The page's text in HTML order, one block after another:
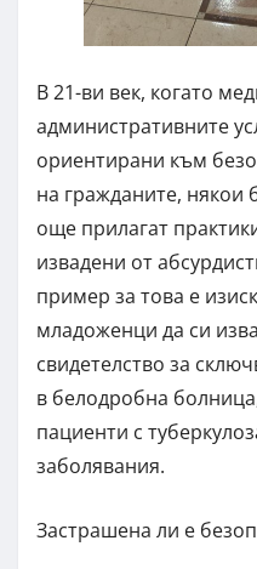
В 21-ви век, когато
административните
ориентирани към
на гражданите, някои
още прилагат
извадени от
пример за това е
младоженци да си
свидетелство за
в белодробна
пациенти с
заболявания.
Застрашена ли е